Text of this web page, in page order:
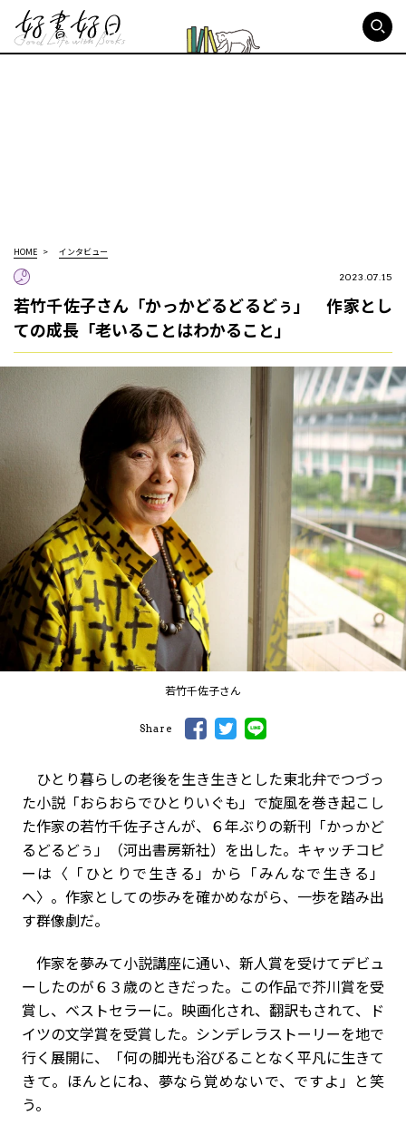
HOME インタビュー
2023.07.15
若竹千佐子さん「かっかどるどるどぅ」 作家とし
ての成長「老いることはわかること」
若竹千佐子さん
Share
ひとり暮らしの老後を生き生きとした東北弁でつづっ
た小説「おらおらでひとりいぐも」で旋風を巻き起こし
た作家の若竹千佐子さんが、６年ぶりの新刊「かっかど
るどるどぅ」（河出書房新社）を出した。キャッチコピ
ーは〈「ひとりで生きる」から「みんなで生きる」
へ〉。作家としての歩みを確かめながら、一歩を踏み出
す群像劇だ。
作家を夢みて小説講座に通い、新人賞を受けてデビュ
ーしたのが６３歳のときだった。この作品で芥川賞を受
賞し、ベストセラーに。映画化され、翻訳もされて、ド
イツの文学賞を受賞した。シンデレラストーリーを地で
行く展開に、「何の脚光も浴びることなく平凡に生きて
きて。ほんとにね、夢なら覚めないで、ですよ」と笑
う。